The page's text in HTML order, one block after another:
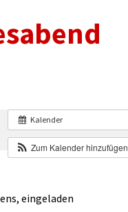
Kalender
Zum Kalender hinzufügen
eingeladen